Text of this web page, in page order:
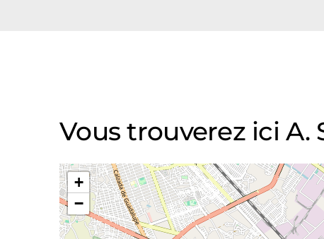
Vous trouverez ici A.
+
−